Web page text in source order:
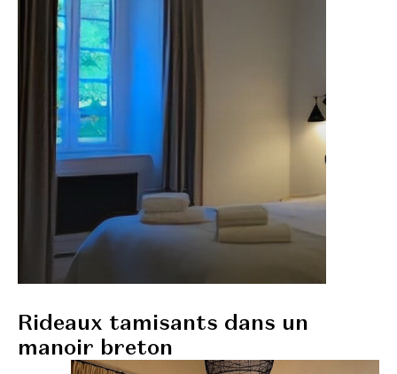
Rideaux tamisants dans un
manoir breton